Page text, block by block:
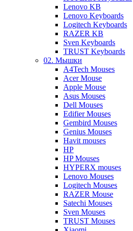
Lenovo KB
Lenovo Keyboards
Logitech Keyboards
RAZER KB
Sven Keyboards
TRUST Keyboards
02. Мышки
A4Tech Mouses
Acer Mouse
Apple Mouse
Asus Mouses
Dell Mouses
Edifier Mouses
Gembird Mouses
Genius Mouses
Havit mouses
HP
HP Mouses
HYPERX mouses
Lenovo Mouses
Logitech Mouses
RAZER Mouse
Satechi Mouses
Sven Mouses
TRUST Mouses